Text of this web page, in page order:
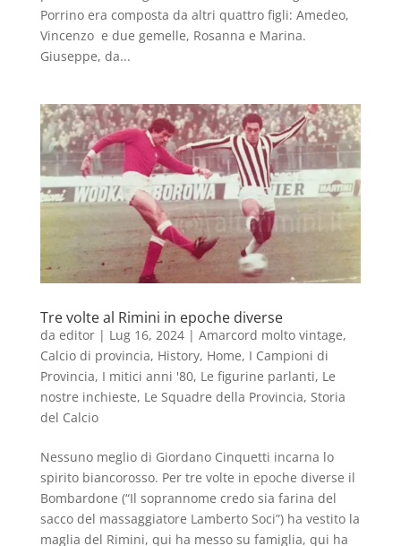
Porrino era composta da altri quattro figli: Amedeo,
Vincenzo e due gemelle, Rosanna e Marina.
Giuseppe, da...
Tre volte al Rimini in epoche diverse
da editor| Lug 16, 2024| Amarcord molto vintage,
Calcio di provincia, History, Home, I Campioni di
Provincia, I mitici anni '80, Le figurine parlanti, Le
nostre inchieste, Le Squadre della Provincia, Storia
del Calcio
Nessuno meglio di Giordano Cinquetti incarna lo
spirito biancorosso. Per tre volte in epoche diverse il
Bombardone (“Il soprannome credo sia farina del
sacco del massaggiatore Lamberto Soci”) ha vestito la
maglia del Rimini, qui ha messo su famiglia, qui ha